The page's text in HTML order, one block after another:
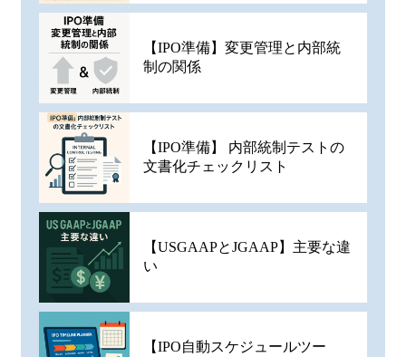
【IPO準備】変更管理と内部統
制の関係
【IPO準備】 内部統制テストの
文書化チェックリスト
【USGAAPとJGAAP】主要な違
い
【IPO自動スケジュールツー